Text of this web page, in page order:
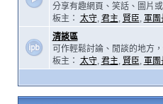
分享有趣網頁、笑話、圖片
板主： 太守, 君主, 賢臣, 軍團
清談區
可作輕鬆討論、閒談的地方
板主： 太守, 君主, 賢臣, 軍團